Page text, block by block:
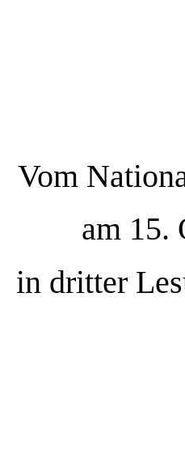
Vom
am 15.
in dritter